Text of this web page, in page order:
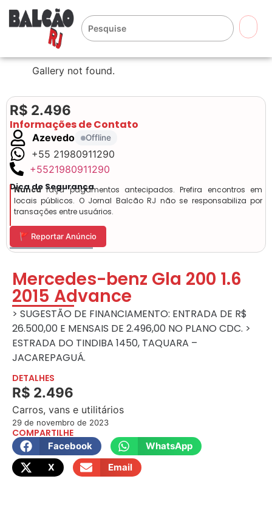
Gallery not found.
R$ 2.496
Informações de Contato
Azevedo Offline
+55 21980911290
+5521980911290
Dica de Segurança
Nuncafaça pagamentos antecipados. Prefira encontros em
locais públicos. O Jornal Balcão RJ não se responsabiliza por
transações entre usuários.
🚩 Reportar Anúncio
Mercedes-benz Gla 200 1.6
2015 Advance
> SUGESTÃO DE FINANCIAMENTO: ENTRADA DE R$
26.500,00 E MENSAIS DE 2.496,00 NO PLANO CDC. >
ESTRADA DO TINDIBA 1450, TAQUARA –
JACAREPAGUÁ.
DETALHES
R$ 2.496
Carros, vans e utilitários
29 de novembro de 2023
COMPARTILHE
Facebook
WhatsApp
X
Email